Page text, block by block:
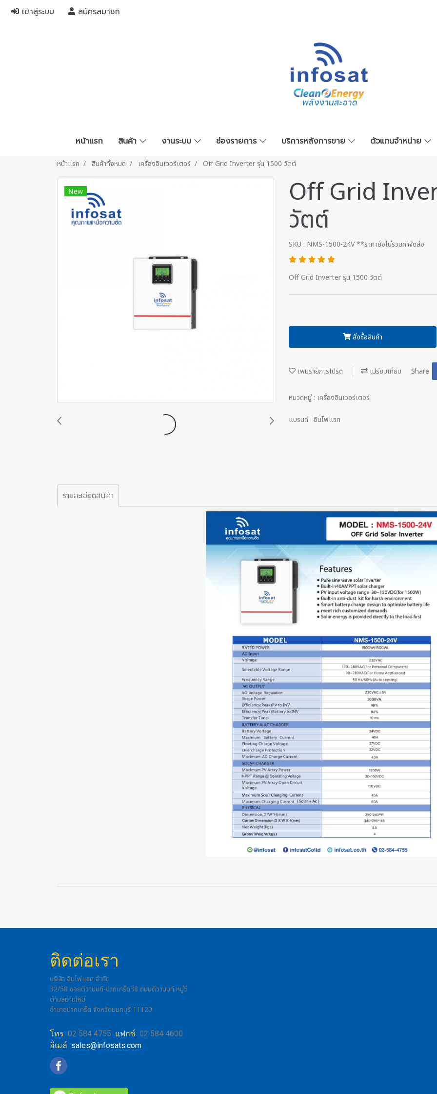
เข้าสู่ระบบ สมัครสมาชิก
หน้าแรก สินค้า งานระบบ ช่องรายการ บริการหลังการขาย ตัวแทนจำหน่าย
หน้าแรก สินค้าทั้งหมด เครื่องอินเวอร์เตอร์ Off Grid Inverter รุ่น 1500 วัตต์
New Off Grid
วัตต์
SKU : NMS-1500-24V **ราคายังไม่รวมค่าจัดส่ง
Off Grid Inverter รุ่น 1500 วัตต์
สั่งซื้อสินค้า
เพิ่มรายการโปรด เปรียบเทียบ Share
หมวดหมู่ : เครื่องอินเวอร์เตอร์
แบรนด์ : อินโฟแซท
รายละเอียดสินค้า
ติดต่อเรา
บริษัท อินโฟแซท จำกัด
32/58 ซอยติวานนท์-ปากเกร็ด38 ถนนติวานนท์ หมู่5
ตำบลบ้านใหม่
อำเภอปากเกร็ด จังหวัดนนทบุรี 11120
โทร 02 584 4755 แฟกซ์ 02 584 4600
อีเมล์ sales@infosats.com